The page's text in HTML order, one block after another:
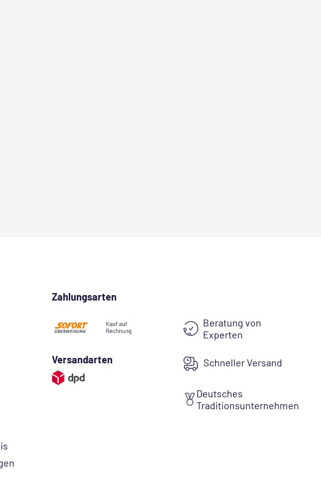
Zahlungsarten
Versandarten
Beratung von
Experten
Schneller Versand
Deutsches
Traditionsunternehmen